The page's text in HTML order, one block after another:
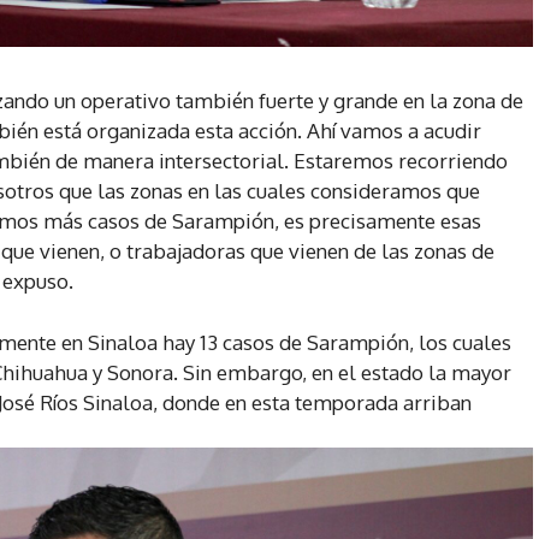
r
i
b
a
/
a
b
o
p
a
a
a
un operativo también fuerte y grande en la zona de
está organizada esta acción. Ahí vamos a acudir
de manera intersectorial. Estaremos recorriendo
que las zonas en las cuales consideramos que
más casos de Sarampión, es precisamente esas
vienen, o trabajadoras que vienen de las zonas de
en Sinaloa hay 13 casos de Sarampión, los cuales
y Sonora. Sin embargo, en el estado la mayor
Ríos Sinaloa, donde en esta temporada arriban